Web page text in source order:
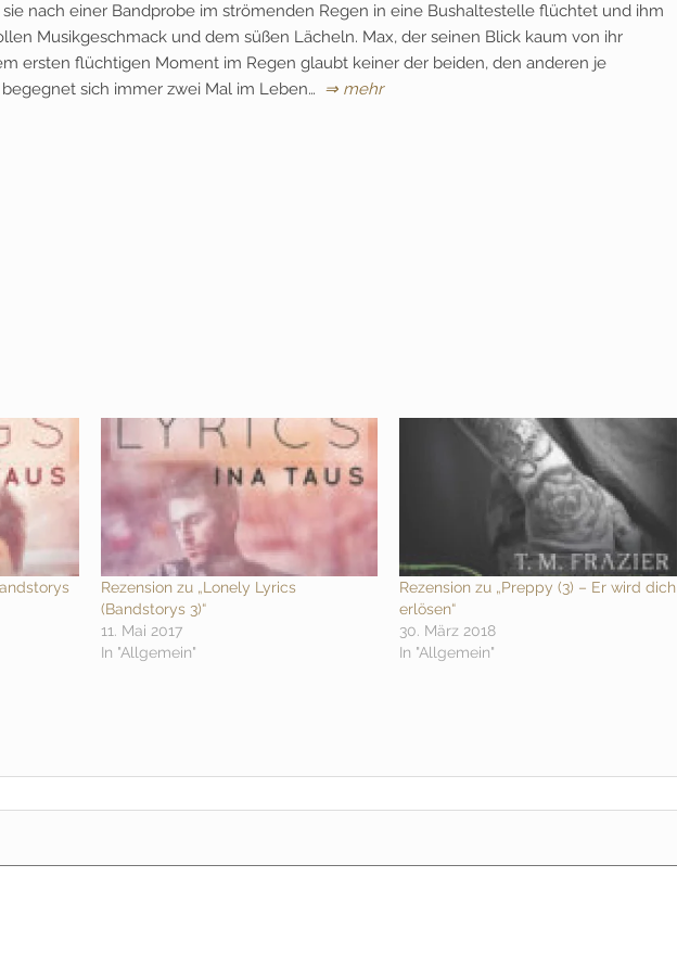
sie nach einer Bandprobe im strömenden Regen in eine Bushaltestelle flüchtet und ihm
Musikgeschmack und dem süßen Lächeln. Max, der seinen Blick kaum von ihr
ersten flüchtigen Moment im Regen glaubt keiner der beiden, den anderen je
sich immer zwei Mal im Leben… ⇒ mehr
Rezension zu „Lonely Lyrics
(Bandstorys 3)“
11. Mai 2017
In "Allgemein"
Rezension zu „Preppy (3) – Er wird dich
erlösen“
30. März 2018
In "Allgemein"